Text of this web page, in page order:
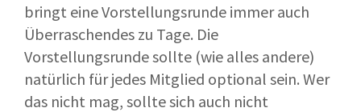
bringt eine Vorstellungsrunde immer auch
Überraschendes zu Tage. Die
Vorstellungsrunde sollte (wie alles andere)
natürlich für jedes Mitglied optional sein. Wer
das nicht mag, sollte sich auch nicht